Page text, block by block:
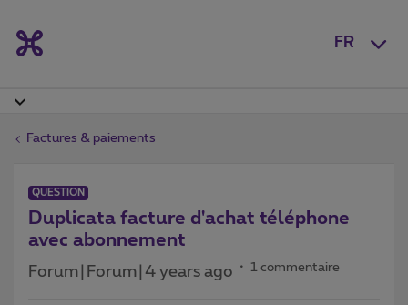
FR
Factures & paiements
QUESTION
Duplicata facture d'achat téléphone
avec abonnement
Forum|Forum|4 years ago 1 commentaire